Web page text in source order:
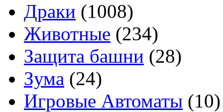
Драки (1008)
Животные (234)
Защита башни (28)
Зума (24)
Игровые Автоматы (10)